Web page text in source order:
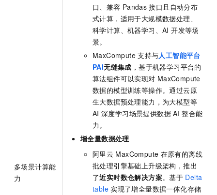
多场景计算能
力
口、兼容 Pandas 接口且自动分布
式计算，适用于大规模数据处理、
科学计算、机器学习、AI 开发等场
景。
MaxCompute 支持与人工智能平台
PAI无缝集成 ，基于机器学习平台的
算法组件可以实现对 MaxCompute
数据的模型训练等操作。通过云原
生大数据预处理能力，为大模型等
AI 深度学习场景提供数据 AI 整合能
力。
增全量数据处理
阿里云 MaxCompute 在原有的离线
批处理引擎基础上升级架构，推出
了近实时数仓解决方案。基于 Delta
table 实现了增全量数据一体化存储